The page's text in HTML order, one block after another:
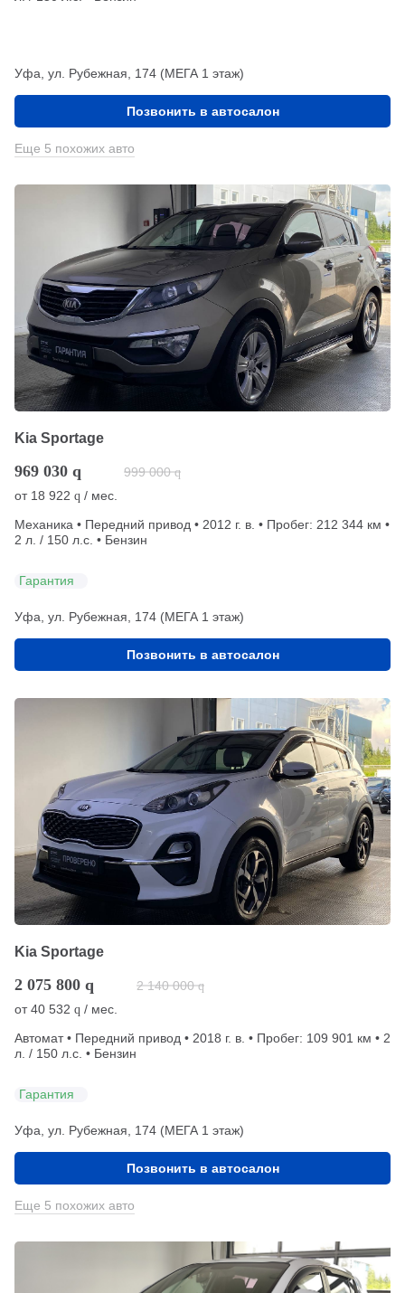
Уфа, ул. Рубежная, 174 (МЕГА 1 этаж)
Позвонить в автосалон
Еще 5 похожих авто
Kia Sportage
969 030 q 999 000 q
от 18 922 q / мес.
Механика • Передний привод • 2012 г. в. • Пробег: 212 344 км •
2 л. / 150 л.с. • Бензин
Гарантия
Уфа, ул. Рубежная, 174 (МЕГА 1 этаж)
Позвонить в автосалон
Kia Sportage
2 075 800 q 2 140 000 q
от40 532 q / мес.
Автомат • Передний привод • 2018 г. в. • Пробег: 109 901 км • 2
л. / 150 л.с. • Бензин
Гарантия
Уфа, ул. Рубежная, 174 (МЕГА 1 этаж)
Позвонить в автосалон
Еще 5 похожих авто